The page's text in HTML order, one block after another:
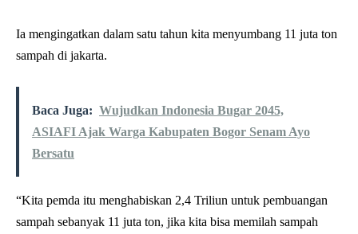
Ia mengingatkan dalam satu tahun kita menyumbang 11 juta ton
sampah di jakarta.
Baca Juga: Wujudkan Indonesia Bugar 2045,
ASIAFI Ajak Warga Kabupaten Bogor Senam Ayo
Bersatu
“Kita pemda itu menghabiskan 2,4 Triliun untuk pembuangan
sampah sebanyak 11 juta ton, jika kita bisa memilah sampah